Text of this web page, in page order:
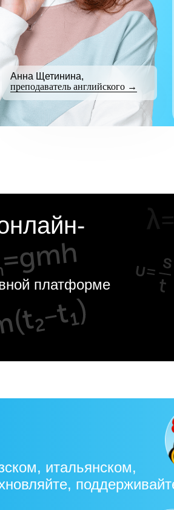
Анна Щетинина,
преподаватель английского →
платформе
итальянском,